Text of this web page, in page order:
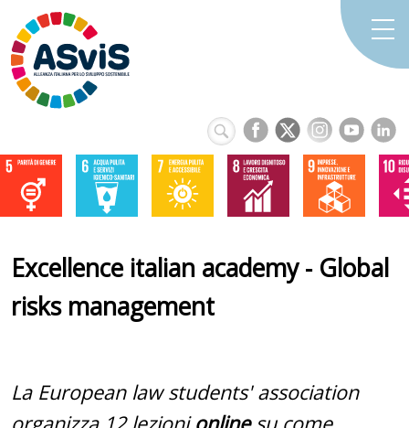
Excellence italian academy - Global
risks management
La European law students' association